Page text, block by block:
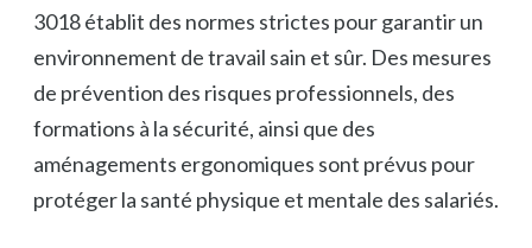
3018 établit des normes strictes pour garantir un
environnement de travail sain et sûr. Des mesures
de prévention des risques professionnels, des
formations à la sécurité, ainsi que des
aménagements ergonomiques sont prévus pour
protéger la santé physique et mentale des salariés.